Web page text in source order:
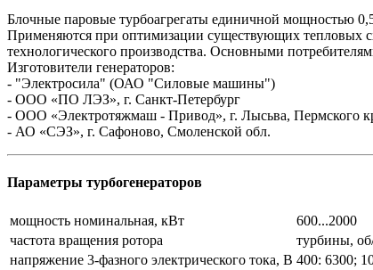
Блочные паровые турбоагрегаты единичной мощностью
Применяются при оптимизации существующих тепловых
технологического производства. Основными
Изготовители генераторов:
- "Электросила" (ОАО "Силовые машины")
- ООО «ПО ЛЭЗ», г. Санкт-Петербург
- ООО «Электротяжмаш - Привод», г. Лысьва, Пермского
- АО «СЭЗ», г. Сафоново, Смоленской обл.
Параметры турбогенераторов
мощность номинальная, кВт
600...2000
частота вращения ротора
турбины,
напряжение 3-фазного электрического тока, В 400: 6300;